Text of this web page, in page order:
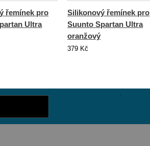
řemínek pro
Ultra
Silikonový řemínek pro
Suunto Spartan Ultra
oranžový
379 Kč
.